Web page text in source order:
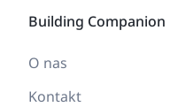
Building Companion
O nas
Kontakt